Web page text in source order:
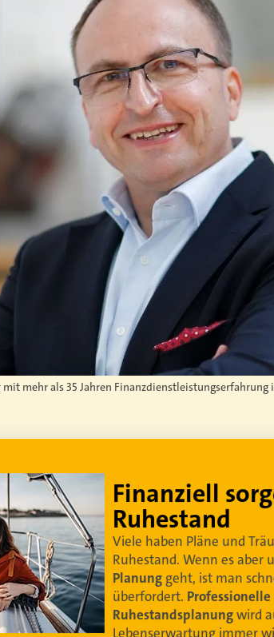
mehr als 35 Jahren Finanzdienstleistungserfahrung
Lebe dein bestes
Um sorgenfrei in den Ruhestand
braucht es
professionelle
Damit Ihre Kundinnen und Kunden
Leben leben können